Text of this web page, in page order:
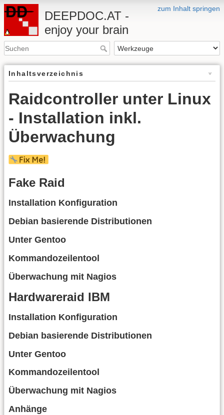
zum Inhalt springen
DEEPDOC.AT -
enjoy your brain
Inhaltsverzeichnis
Raidcontroller unter Linux
- Installation inkl.
Überwachung
Fake Raid
Installation Konfiguration
Debian basierende Distributionen
Unter Gentoo
Kommandozeilentool
Überwachung mit Nagios
Hardwareraid IBM
Installation Konfiguration
Debian basierende Distributionen
Unter Gentoo
Kommandozeilentool
Überwachung mit Nagios
Anhänge